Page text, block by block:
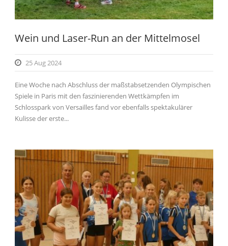
Wein und Laser-Run an der Mittelmosel
25 Aug 2024
Eine Woche nach Abschluss der maßstabsetzenden Olympischen
Spiele in Paris mit den faszinierenden Wettkämpfen im
Schlosspark von Versailles fand vor ebenfalls spektakulärer
Kulisse der erste...